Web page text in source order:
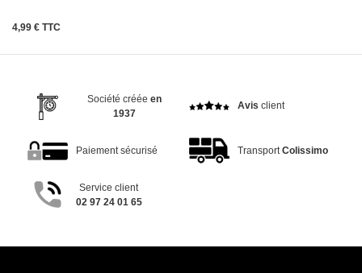
4,99 € TTC
Société créée en
1937
Avis client
Paiement sécurisé TransportColissimo
Service client
02 97 24 01 65